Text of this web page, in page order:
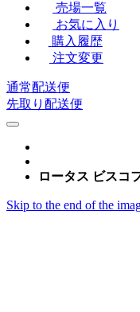
売場一覧
お気に入り
購入履歴
注文変更
通常配送便
先取り配送便
ロータス ビスコ
Skip to the end of the